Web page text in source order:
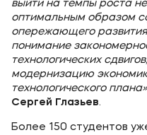
выйти на темпы роста
оптимальным образом
опережающего
понимание
технологических
модернизацию
технологического плана»
Сергей Глазьев.
Более 150 студентов